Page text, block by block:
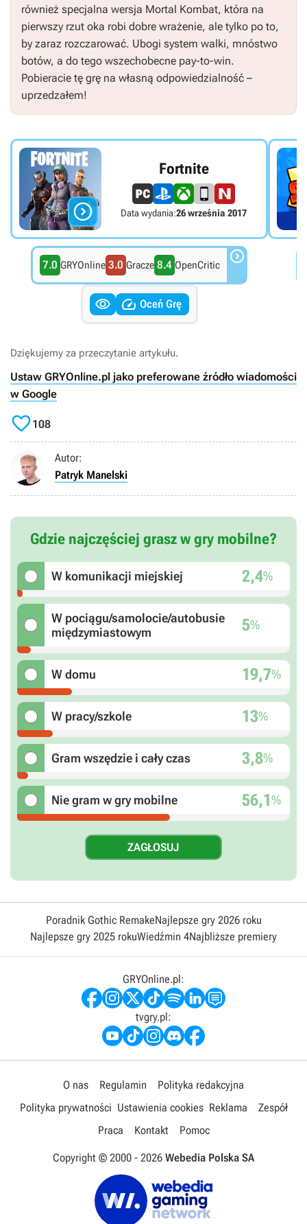
również specjalna wersja Mortal Kombat, która na
pierwszy rzut oka robi dobre wrażenie, ale tylko po to,
by zaraz rozczarować. Ubogi system walki, mnóstwo
botów, a do tego wszechobecne pay-to-win.
Pobieracie tę grę na własną odpowiedzialność –
uprzedzałem!

Fortnite
Data wydania:26 września 2017
7.0 GRYOnline 3.0 Gracze 8.4 OpenCritic 
  Oceń Grę
Dziękujemy za przeczytanie artykułu.
Ustaw GRYOnline.pl jako preferowane źródło wiadomości
w Google
108
Autor:
Patryk Manelski
Gdzie najczęściej grasz w gry mobilne?
W komunikacji miejskiej 2,4%
W pociągu/samolocie/autobusie
międzymiastowym
5%
W domu 19,7%
W pracy/szkole 13%
Gram wszędzie i cały czas 3,8%
Nie gram w gry mobilne 56,1%
Poradnik Gothic RemakeNajlepsze gry 2026 roku
Najlepsze gry 2025 rokuWiedźmin 4Najbliższe premiery
GRYOnline.pl:
tvgry.pl:
O nas Regulamin
Polityka redakcyjna
Polityka prywatności Ustawienia cookies Reklama
Zespół
Praca
Kontakt Pomoc
Copyright © 2000 - 2026 Webedia Polska SA